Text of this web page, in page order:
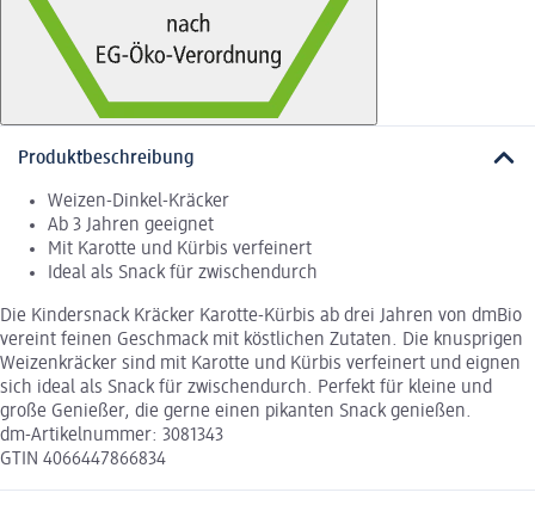
Produktbeschreibung
Weizen-Dinkel-Kräcker
Ab 3 Jahren geeignet
Mit Karotte und Kürbis verfeinert
Ideal als Snack für zwischendurch
Die Kindersnack Kräcker Karotte-Kürbis ab drei Jahren von dmBio
vereint feinen Geschmack mit köstlichen Zutaten. Die knusprigen
Weizenkräcker sind mit Karotte und Kürbis verfeinert und eignen
sich ideal als Snack für zwischendurch. Perfekt für kleine und
große Genießer, die gerne einen pikanten Snack genießen.
dm-Artikelnummer: 3081343
GTIN 4066447866834